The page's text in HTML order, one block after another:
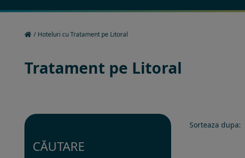
/ Hoteluri cu Tratament pe Litoral
Tratament pe Litoral
CĂUTARE
Sorteaza dupa: